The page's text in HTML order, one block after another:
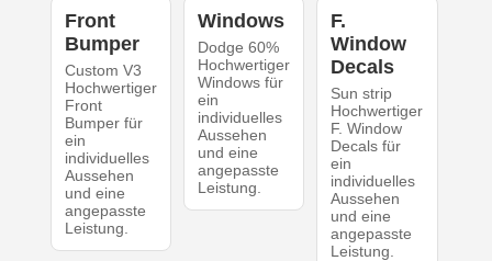
Front
Bumper
Custom V3
Hochwertiger
Front
Bumper für
ein
individuelles
Aussehen
und eine
angepasste
Leistung.
Windows
Dodge 60%
Hochwertiger
Windows für
ein
individuelles
Aussehen
und eine
angepasste
Leistung.
F.
Window
Decals
Sun strip
Hochwertiger
F. Window
Decals für
ein
individuelles
Aussehen
und eine
angepasste
Leistung.